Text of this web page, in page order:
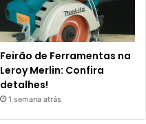
Feirão de Ferramentas na
Leroy Merlin: Confira
detalhes!
1 semana atrás